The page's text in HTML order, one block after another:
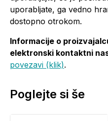
uporabljate, ga vedno
dostopno otrokom.
Informacije o
elektronski kontaktni
povezavi (klik).
Poglejte si še